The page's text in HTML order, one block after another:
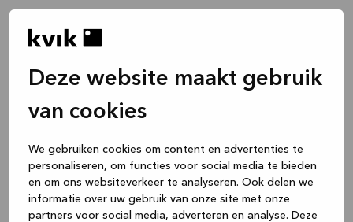
Deze website maakt gebruik
van cookies
We gebruiken cookies om content en advertenties te
personaliseren, om functies voor social media te bieden
en om ons websiteverkeer te analyseren. Ook delen we
informatie over uw gebruik van onze site met onze
partners voor social media, adverteren en analyse. Deze